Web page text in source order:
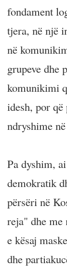
fondament
tjera, në një
në
grupeve dhe
komunikimi
idesh, por
ndryshime
Pa dyshim,
demokratik
përsëri në
reja" dhe
e kësaj
dhe